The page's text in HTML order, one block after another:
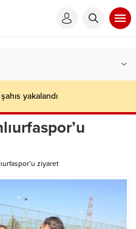
yakalandı
ziyaret